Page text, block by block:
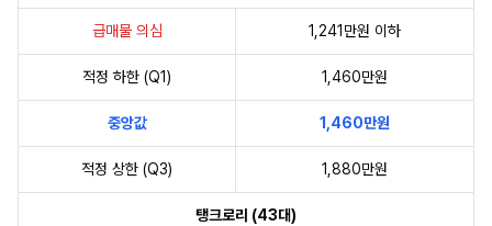
급매물 의심 1,241만원 이하
적정 하한 (Q1) 1,460만원
중앙값 1,460만원
적정 상한 (Q3) 1,880만원
탱크로리 (43대)